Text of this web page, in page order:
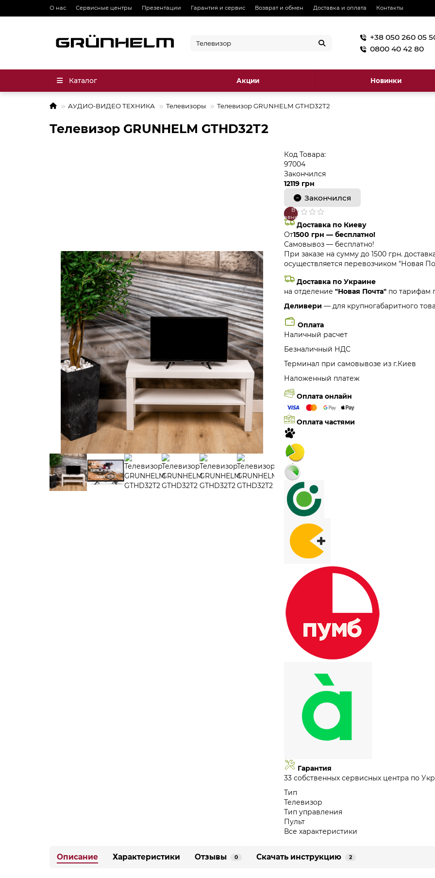
О нас Сервисные центры Презентации Гарантия и сервис Возврат и обмен Доставка и оплата Контакты
+38 050 260 05
0800 40 42 80
Каталог Акции Новинки
АУДИО-ВИДЕО ТЕХНИКА Телевизоры Телевизор GRUNHELM GTHD32T2
Телевизор GRUNHELM GTHD32T2
Код Товара:
97004
Закончился
12119 грн
Закончился
В
закладки
В
сравнение
Доставка по Киеву
От1500 грн — бесплатно!
Самовывоз — бесплатно!
При заказе на сумму до 1500 грн.
осуществляется перевозчиком "Новая
Доставка по Украине
на отделение"Новая Почта" по тарифам
Деливери — для крупногабаритного
Оплата
Наличный расчет
Безналичный НДС
Терминал при самовывозе из г.Киев
Наложенный платеж
Оплата онлайн
Оплата частями
Гарантия
33 собственных сервисных центра по
Тип
Телевизор
Тип управления
Пульт
Все характеристики
Описание Характеристики Отзывы 0 Скачать инструкцию 2